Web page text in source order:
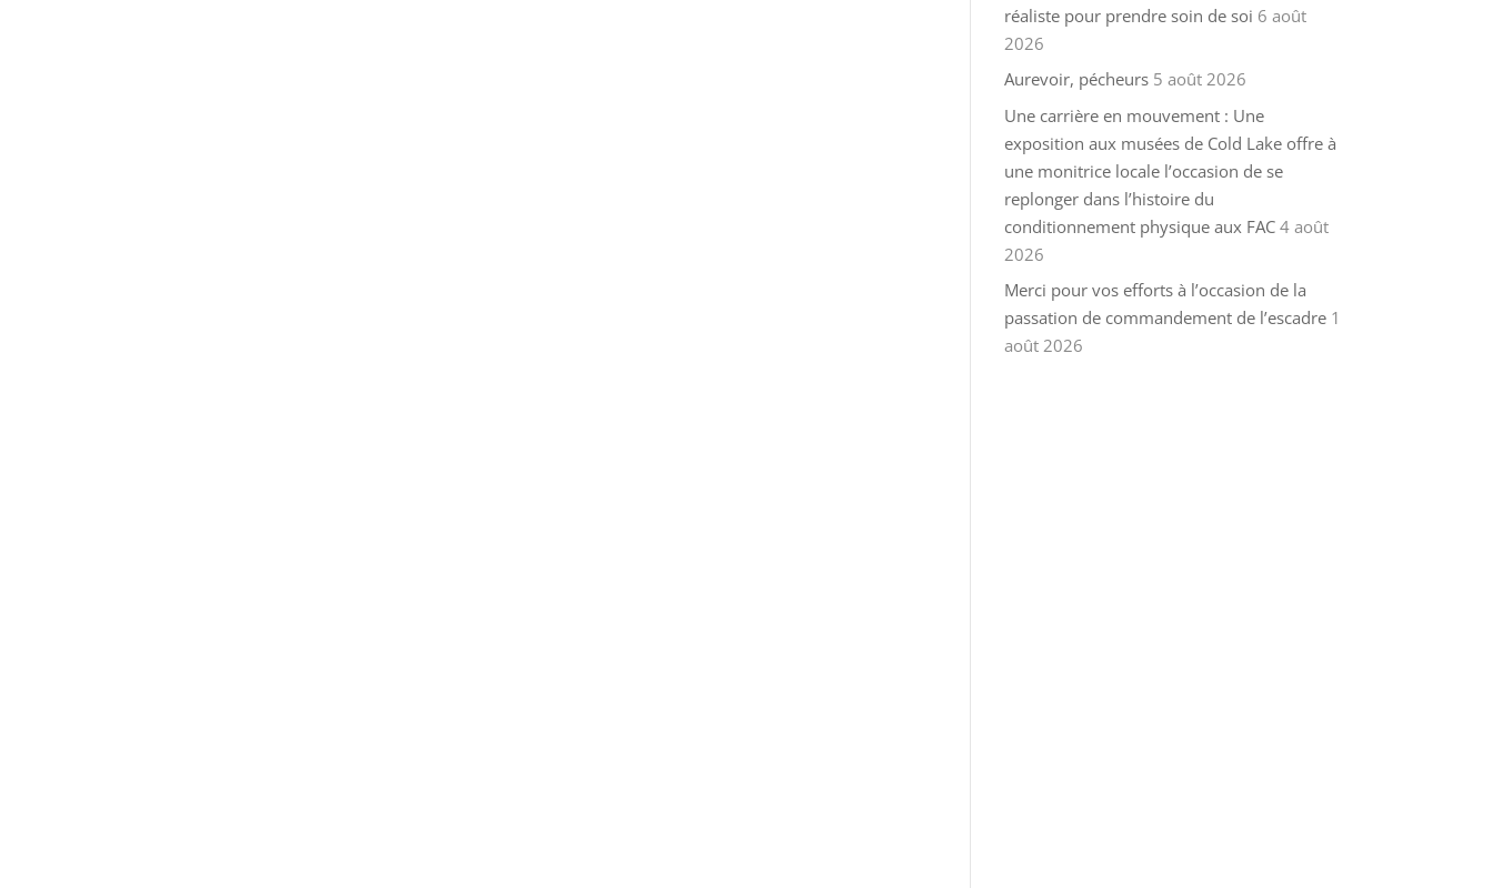
réaliste pour prendre soin de soi 6 août
2026
Aurevoir, pécheurs 5 août 2026
Une carrière en mouvement : Une
exposition aux musées de Cold Lake offre à
une monitrice locale l’occasion de se
replonger dans l’histoire du
conditionnement physique aux FAC 4 août
2026
Merci pour vos efforts à l’occasion de la
passation de commandement de l’escadre 1
août 2026